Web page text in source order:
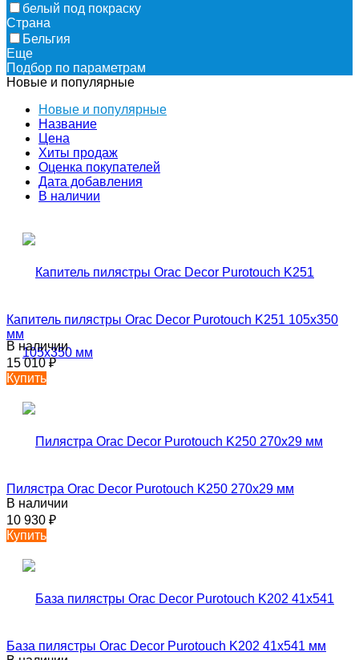
белый под покраску
Страна
Бельгия
Еще
Подбор по параметрам
Новые и популярные
Новые и популярные
Название
Цена
Хиты продаж
Оценка покупателей
Дата добавления
В наличии
Капитель пилястры Orac Decor Purotouch K251 105х350
мм
В наличии
15 010₽
Купить
Пилястра Orac Decor Purotouch K250 270х29 мм
В наличии
10 930 ₽
Купить
База пилястры Orac Decor Purotouch K202 41х541 мм